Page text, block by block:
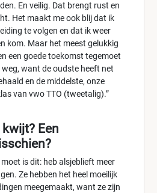
En veilig. Dat brengt rust en
Het maakt me ook blij dat ik
te volgen en dat ik weer
kom. Maar het meest gelukkig
een goede toekomst tegemoet
want de oudste heeft net
en de middelste, onze
van vwo TTO (tweetalig).”
Een
is dit: heb alsjeblieft meer
Ze hebben het heel moeilijk
meegemaakt, want ze zijn